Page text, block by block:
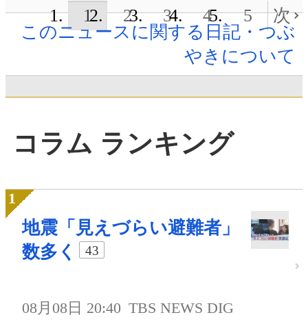
1 2 3 4 5
次
このニュースに関する日記・つぶ
やきについて
コラム ランキング
地震「見えづらい避難者」
数多く
43
08月08日 20:40 TBS NEWS DIG